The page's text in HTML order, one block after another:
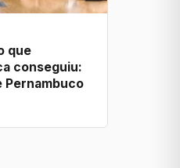
que
conseguiu:
Pernambuco